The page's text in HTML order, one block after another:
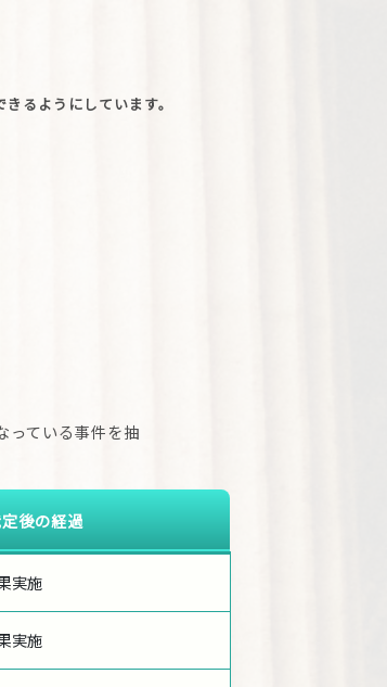
るようにしています。
ている事件を抽
後の経過
実施
実施